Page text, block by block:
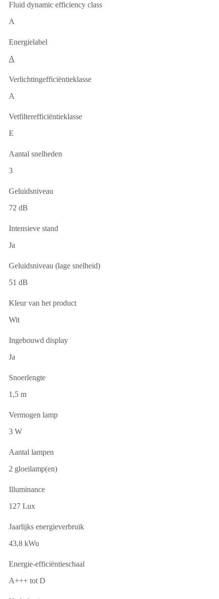
Fluid dynamic efficiency class
A
Energielabel
A
Verlichtingefficiëntieklasse
A
Vetfilterefficiëntieklasse
E
Aantal snelheden
3
Geluidsniveau
72 dB
Intensieve stand
Ja
Geluidsniveau (lage snelheid)
51 dB
Kleur van het product
Wit
Ingebouwd display
Ja
Snoerlengte
1,5 m
Vermogen lamp
3 W
Aantal lampen
2 gloeilamp(en)
Illuminance
127 Lux
Jaarlijks energieverbruik
43,8 kWu
Energie-efficiëntieschaal
A+++ tot D